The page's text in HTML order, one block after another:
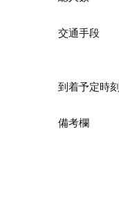
交通手段
到着予定時刻
備考欄